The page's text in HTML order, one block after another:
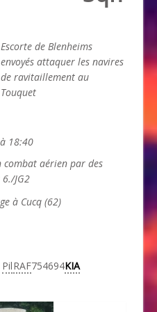
Escorte de Blenheims
envoyés attaquer les navires
de ravitaillement au
Touquet
18:40
combat aérien par des
JG2
à Cucq (62)
PilRAF754694KIA